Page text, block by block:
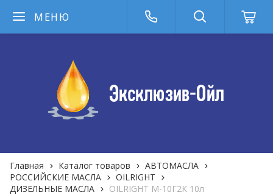
МЕНЮ
Главная Каталог товаров
АВТОМАСЛА
РОССИЙСКИЕ МАСЛА
OILRIGHT
ДИЗЕЛЬНЫЕ МАСЛА
OILRIGHT М-10Г2К 10л